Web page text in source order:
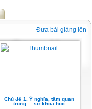
Đưa bài giảng lên
Chủ đề 1. Ý nghĩa, tầm quan
trọng ... sở khoa học